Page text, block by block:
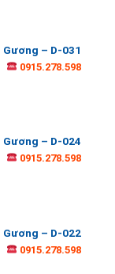
Gương – D-031
0915.278.598
Gương – D-024
0915.278.598
Gương – D-022
0915.278.598